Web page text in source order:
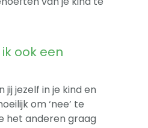
ook een
jij jezelf in je kind en
om ‘nee’ te
het anderen graag